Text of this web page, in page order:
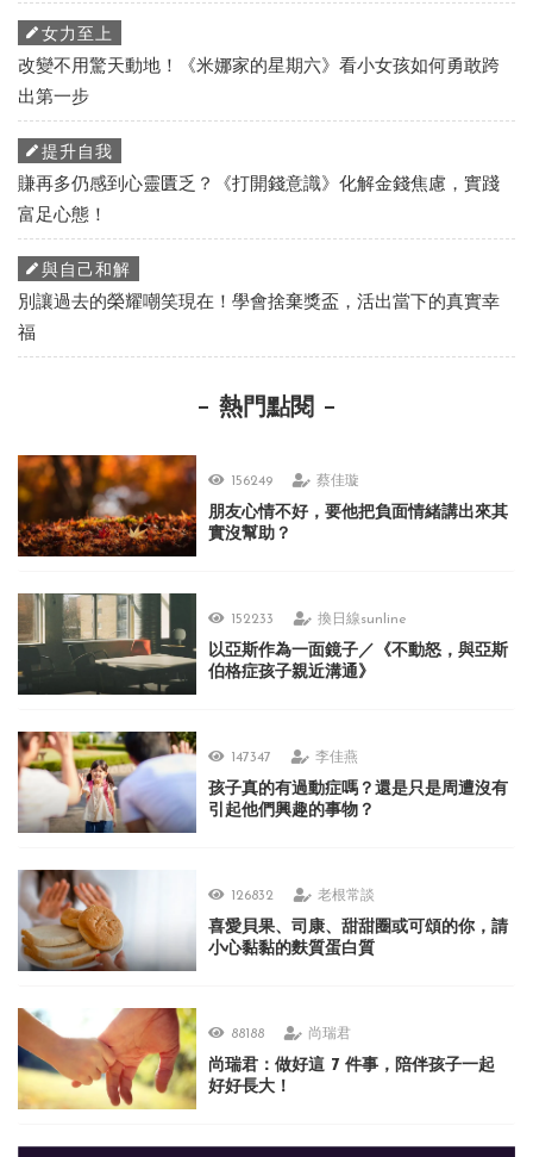
女力至上
改變不用驚天動地！《米娜家的星期六》看小女孩如何勇敢跨
出第一步
提升自我
賺再多仍感到心靈匱乏？《打開錢意識》化解金錢焦慮，實踐
富足心態！
與自己和解
別讓過去的榮耀嘲笑現在！學會捨棄獎盃，活出當下的真實幸
福
熱門點閱
156249 蔡佳璇
朋友心情不好，要他把負面情緒講出來其
實沒幫助？
152233 換日線sunline
以亞斯作為一面鏡子／《不動怒，與亞斯
伯格症孩子親近溝通》
147347 李佳燕
孩子真的有過動症嗎？還是只是周遭沒有
引起他們興趣的事物？
126832 老根常談
喜愛貝果、司康、甜甜圈或可頌的你，請
小心黏黏的麩質蛋白質
88188 尚瑞君
尚瑞君：做好這 7 件事，陪伴孩子一起
好好長大！